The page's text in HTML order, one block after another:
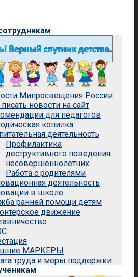
Мипросвещения России
новости на сайт
для педагогов
копилка
деятельность
Профилактика
деструктивного поведения
несовершеннолетних
Работа с родителями
деятельность
в школе
ранней помощи детям
движение
МАРКЕРЫ
труда и меры поддержки